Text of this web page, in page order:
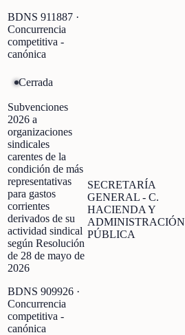
BDNS 911887 ·
Concurrencia
competitiva -
canónica
Cerrada
Subvenciones
2026 a
organizaciones
sindicales
carentes de la
condición de más
representativas
para gastos
corrientes
derivados de su
actividad sindical
según Resolución
de 28 de mayo de
2026
BDNS 909926 ·
Concurrencia
competitiva -
canónica
SECRETARÍA
GENERAL - C.
HACIENDA Y
ADMINISTRACIÓN
PÚBLICA